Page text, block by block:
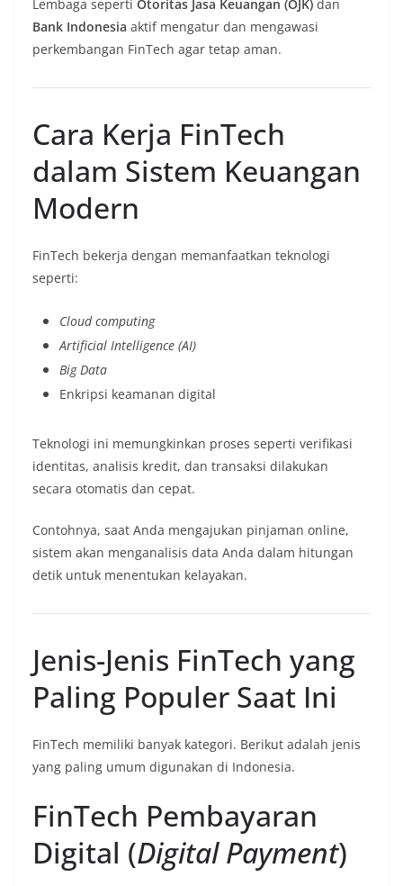
Lembaga seperti Otoritas Jasa Keuangan (OJK) dan
Bank Indonesia aktif mengatur dan mengawasi
perkembangan FinTech agar tetap aman.
Cara Kerja FinTech
dalam Sistem Keuangan
Modern
FinTech bekerja dengan memanfaatkan teknologi
seperti:
Cloud computing
Artificial Intelligence (AI)
Big Data
Enkripsi keamanan digital
Teknologi ini memungkinkan proses seperti verifikasi
identitas, analisis kredit, dan transaksi dilakukan
secara otomatis dan cepat.
Contohnya, saat Anda mengajukan pinjaman online,
sistem akan menganalisis data Anda dalam hitungan
detik untuk menentukan kelayakan.
Jenis-Jenis FinTech yang
Paling Populer Saat Ini
FinTech memiliki banyak kategori. Berikut adalah jenis
yang paling umum digunakan di Indonesia.
FinTech Pembayaran
Digital (Digital Payment)